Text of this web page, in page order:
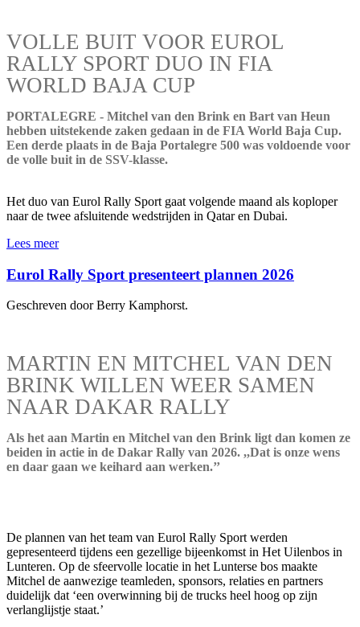
VOLLE BUIT VOOR EUROL
RALLY SPORT DUO IN FIA
WORLD BAJA CUP
PORTALEGRE - Mitchel van den Brink en Bart van Heun
hebben uitstekende zaken gedaan in de FIA World Baja Cup.
Een derde plaats in de Baja Portalegre 500 was voldoende voor
de volle buit in de SSV-klasse.
Het duo van Eurol Rally Sport gaat volgende maand als koploper
naar de twee afsluitende wedstrijden in Qatar en Dubai.
Lees meer
Eurol Rally Sport presenteert plannen 2026
Geschreven door Berry Kamphorst.
MARTIN EN MITCHEL VAN DEN
BRINK WILLEN WEER SAMEN
NAAR DAKAR RALLY
Als het aan Martin en Mitchel van den Brink ligt dan komen ze
beiden in actie in de Dakar Rally van 2026. ,,Dat is onze wens
en daar gaan we keihard aan werken.’’
De plannen van het team van Eurol Rally Sport werden
gepresenteerd tijdens een gezellige bijeenkomst in Het Uilenbos in
Lunteren. Op de sfeervolle locatie in het Lunterse bos maakte
Mitchel de aanwezige teamleden, sponsors, relaties en partners
duidelijk dat ‘een overwinning bij de trucks heel hoog op zijn
verlanglijstje staat.’